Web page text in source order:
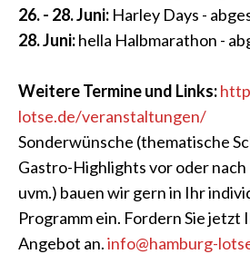
26. - 28. Juni: Harley Days -
28. Juni:hella Halbmarathon -
Weitere Termine und Links:
lotse.de/veranstaltungen/
Sonderwünsche (thematische
Gastro-Highlights vor oder
uvm.) bauen wir gern in Ihr
Programm ein. Fordern Sie jetzt
Angebot an.info@hamburg-